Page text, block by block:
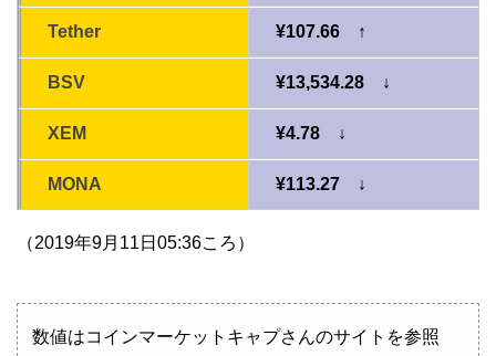
Tether ¥107.66 ↑
BSV ¥13,534.28 ↓
XEM ¥4.78 ↓
MONA ¥113.27 ↓
（2019年9月11日05:36ころ）
数値はコインマーケットキャプさんのサイトを参照